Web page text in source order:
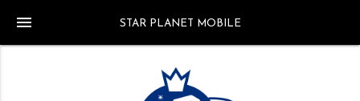
STAR PLANET MOBILE
menu